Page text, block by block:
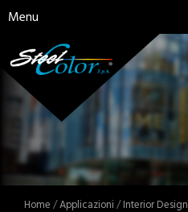
Menu
Home /Applicazioni /Interior Design